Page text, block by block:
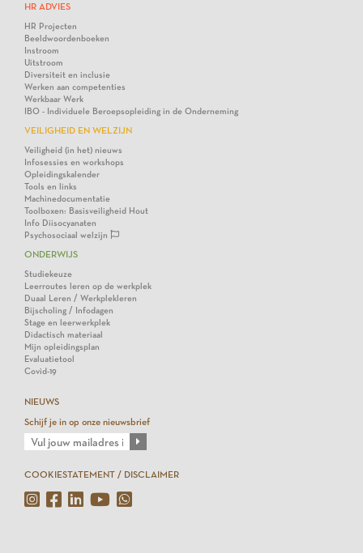
HR ADVIES
HR Projecten
Beeldwoordenboeken
Instroom
Uitstroom
Diversiteit en inclusie
Werken aan competenties
Werkbaar Werk
IBO - Individuele Beroepsopleiding in de Onderneming
VEILIGHEID EN WELZIJN
Veiligheid (in het) nieuws
Infosessies en workshops
Opleidingskalender
Tools en links
Machinedocumentatie
Toolboxen: Basisveiligheid Hout
Info Diisocyanaten
Psychosociaal welzijn
ONDERWIJS
Studiekeuze
Leerroutes leren op de werkplek
Duaal Leren / Werkplekleren
Bijscholing / Infodagen
Stage en leerwerkplek
Didactisch materiaal
Mijn opleidingsplan
Evaluatietool
Covid-19
NIEUWS
Schijf je in op onze nieuwsbrief
COOKIESTATEMENT / DISCLAIMER